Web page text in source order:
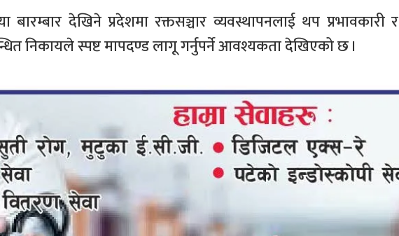
देखिने प्रदेशमा रक्तसञ्चार व्यवस्थापनलाई थप प्रभावकारी र
निकायले स्पष्ट मापदण्ड लागू गर्नुपर्ने आवश्यकता देखिएको छ ।